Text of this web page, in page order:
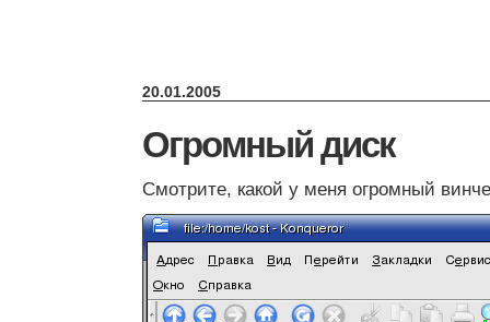
20.01.2005
Огромный диск
Смотрите, какой у меня огромный